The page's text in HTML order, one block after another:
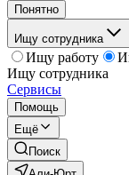
Понятно
Ищу сотрудника
Ищу работу
Ищу сотрудника
Сервисы
Помощь
Ещё
Поиск